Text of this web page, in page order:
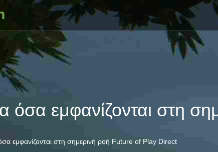
όσα εμφανίζονται στη
εμφανίζονται στη σημερινή ροή Future of Play Direct